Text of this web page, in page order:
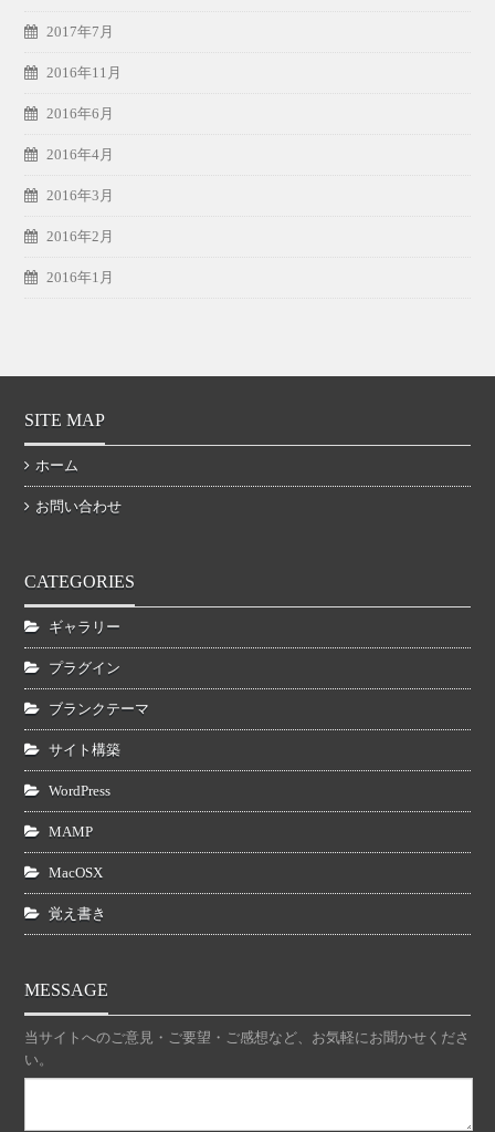
2017年7月
2016年11月
2016年6月
2016年4月
2016年3月
2016年2月
2016年1月
SITE MAP
ホーム
お問い合わせ
CATEGORIES
ギャラリー
プラグイン
ブランクテーマ
サイト構築
WordPress
MAMP
MacOSX
覚え書き
MESSAGE
当サイトへのご意見・ご要望・ご感想など、お気軽にお聞かせくださ
い。